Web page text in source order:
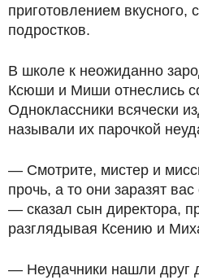
приготовлением вкусного,
подростков.
В школе к неожиданно
Ксюши и Миши отнеслись
Одноклассники всячески
называли их парочкой
— Смотрите, мистер и
прочь, а то они заразят
— сказал сын директора,
разглядывая Ксению и
— Неудачники нашли друг